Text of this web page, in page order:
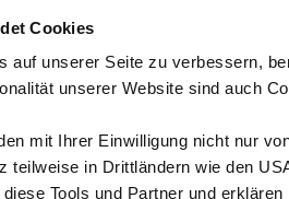
Cookies
auf unserer Seite zu verbessern,
unserer Website sind auch
mit Ihrer Einwilligung nicht nur
teilweise in Drittländern wie den
Tools und Partner und
Datenschutz
Hinweisgeber:Innensystem
Barrierefreiheit